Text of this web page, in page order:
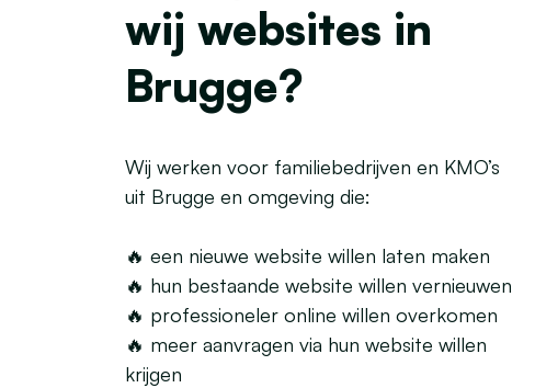
wij websites in
Brugge?
Wij werken voor familiebedrijven en KMO’s
uit Brugge en omgeving die:
🔥 een nieuwe website willen laten maken
🔥 hun bestaande website willen vernieuwen
🔥 professioneler online willen overkomen
🔥 meer aanvragen via hun website willen
krijgen